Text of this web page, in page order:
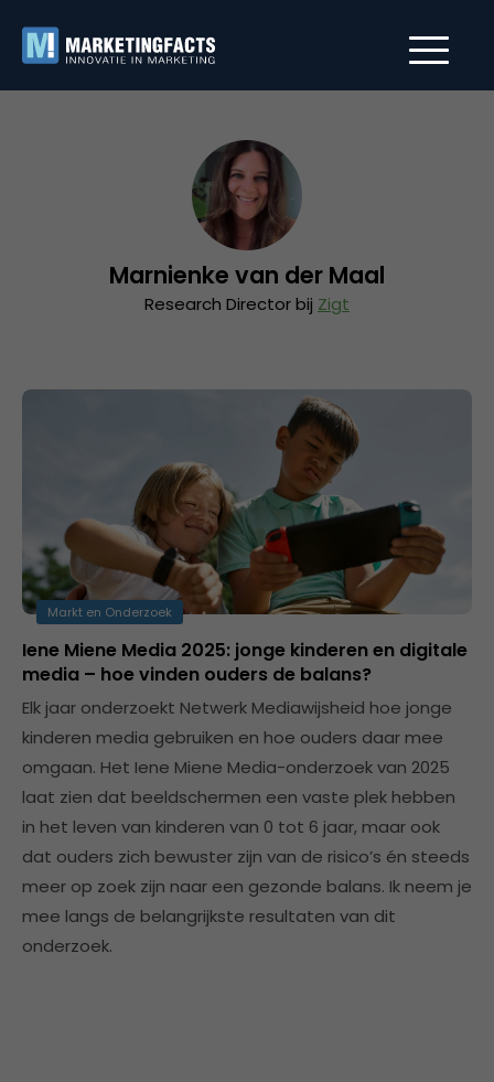
Marnienke van der Maal
Research Director bij Zigt
Markt en Onderzoek
Iene Miene Media 2025: jonge kinderen en digitale
media – hoe vinden ouders de balans?
Elk jaar onderzoekt Netwerk Mediawijsheid hoe jonge
kinderen media gebruiken en hoe ouders daar mee
omgaan. Het Iene Miene Media-onderzoek van 2025
laat zien dat beeldschermen een vaste plek hebben
in het leven van kinderen van 0 tot 6 jaar, maar ook
dat ouders zich bewuster zijn van de risico’s én steeds
meer op zoek zijn naar een gezonde balans. Ik neem je
mee langs de belangrijkste resultaten van dit
onderzoek.